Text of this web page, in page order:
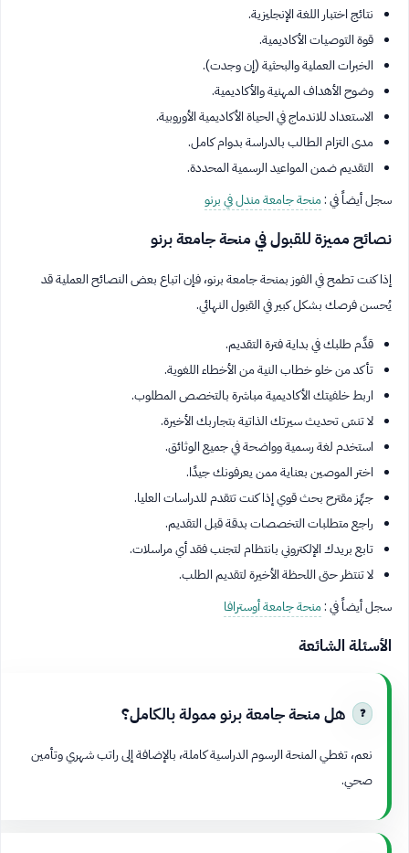
نتائج اختبار اللغة الإنجليزية.
قوة التوصيات الأكاديمية.
الخبرات العملية والبحثية (إن وجدت).
وضوح الأهداف المهنية والأكاديمية.
الاستعداد للاندماج في الحياة الأكاديمية الأوروبية.
مدى التزام الطالب بالدراسة بدوام كامل.
التقديم ضمن المواعيد الرسمية المحددة.
سجل أيضاً في :منحة جامعة مندل في برنو
نصائح مميزة للقبول في منحة جامعة برنو
إذا كنت تطمح في الفوز بمنحة جامعة برنو، فإن اتباع بعض النصائح العملية قد
يُحسن فرصك بشكل كبير في القبول النهائي.
قدِّم طلبك في بداية فترة التقديم.
تأكد من خلو خطاب النية من الأخطاء اللغوية.
اربط خلفيتك الأكاديمية مباشرة بالتخصص المطلوب.
لا تنسَ تحديث سيرتك الذاتية بتجاربك الأخيرة.
استخدم لغة رسمية وواضحة في جميع الوثائق.
اختر الموصين بعناية ممن يعرفونك جيدًا.
جهِّز مقترح بحث قوي إذا كنت تتقدم للدراسات العليا.
راجع متطلبات التخصصات بدقة قبل التقديم.
تابع بريدك الإلكتروني بانتظام لتجنب فقد أي مراسلات.
لا تنتظر حتى اللحظة الأخيرة لتقديم الطلب.
سجل أيضاً في :منحة جامعة أوسترافا
الأسئلة الشائعة
هل منحة جامعة برنو ممولة بالكامل؟
نعم، تغطي المنحة الرسوم الدراسية كاملة، بالإضافة إلى راتب شهري وتأمين
صحي.